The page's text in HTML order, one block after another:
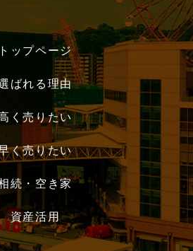
トップページ
ばれる理由
く売りたい
く売りたい
続・空き家
資産活用